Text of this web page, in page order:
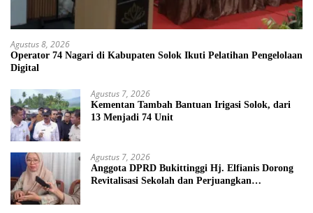
Agustus 8, 2026
Operator 74 Nagari di Kabupaten Solok Ikuti Pelatihan Pengelolaan
Digital
Agustus 7, 2026
Kementan Tambah Bantuan Irigasi Solok, dari
13 Menjadi 74 Unit
Agustus 7, 2026
Anggota DPRD Bukittinggi Hj. Elfianis Dorong
Revitalisasi Sekolah dan Perjuangkan